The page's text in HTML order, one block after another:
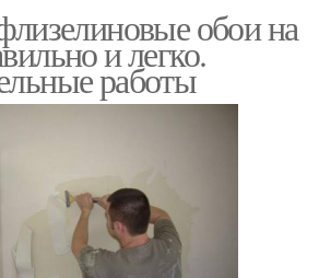
обои на
и легко.
работы